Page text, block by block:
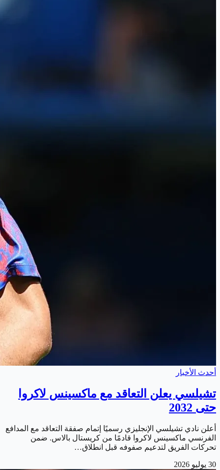
أحدث الأخبار
تشيلسي يعلن التعاقد مع ماكسينس لاكروا
حتى 2032
أعلن نادي تشيلسي الإنجليزي رسميًا إتمام صفقة التعاقد مع المدافع
الفرنسي ماكسينس لاكروا قادمًا من كريستال بالاس. ضمن
تحركات الفريق لتدعيم صفوفه قبل انطلاق…
30 يوليو 2026